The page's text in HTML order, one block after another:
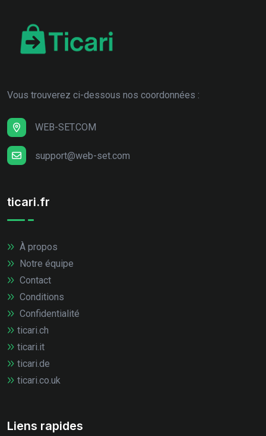
Vous trouverez ci-dessous nos coordonnées :
WEB-SET.COM
support@web-set.com
ticari.fr
À propos
Notre équipe
Contact
Conditions
Confidentialité
ticari.ch
ticari.it
ticari.de
ticari.co.uk
Liens rapides